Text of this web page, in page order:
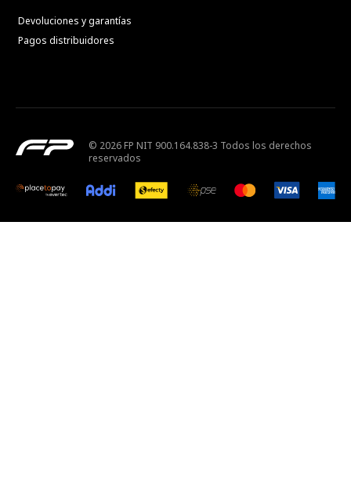
Devoluciones y garantías
Pagos distribuidores
© 2026 FP NIT 900.164.838-3 Todos los derechos
reservados